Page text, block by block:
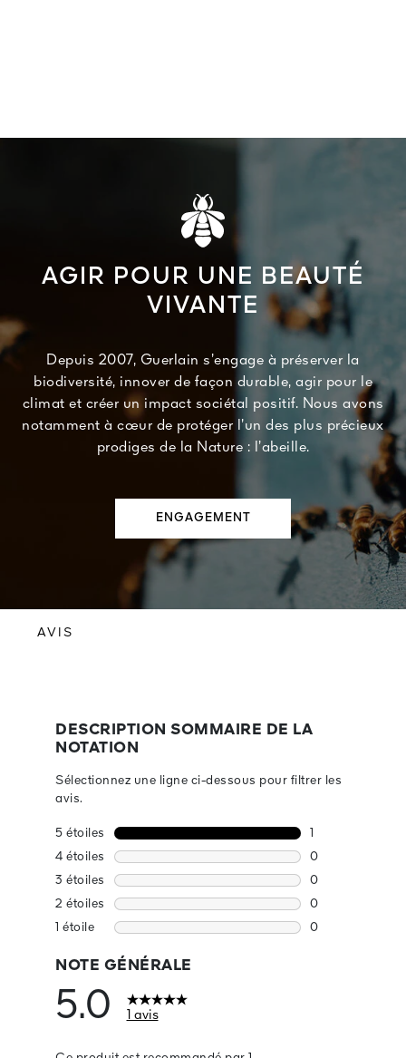
AGIR POUR UNE BEAUTÉ
VIVANTE
Depuis 2007, Guerlain s’engage à préserver la
biodiversité, innover de façon durable, agir pour le
climat et créer un impact sociétal positif. Nous avons
notamment à cœur de protéger l’un des plus précieux
prodiges de la Nature : l’abeille.
ENGAGEMENT
AVIS